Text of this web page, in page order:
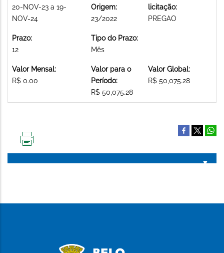
20-NOV-23 a 19-
NOV-24
Origem:
23/2022
licitação:
PREGAO
Prazo:
12
Tipo do Prazo:
Mês
Valor Mensal:
R$ 0.00
Valor para o
Período:
R$ 50,075.28
Valor Global:
R$ 50,075.28
PÁGINA